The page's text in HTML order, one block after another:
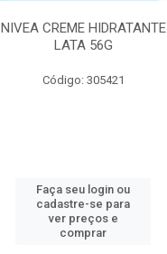
NIVEA CREME HIDRATANTE
LATA 56G
Código: 305421
Faça seu login ou
cadastre-se para
ver preços e
comprar